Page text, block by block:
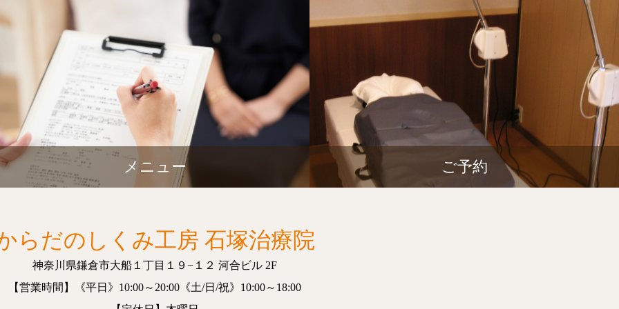
メニュー ご予約
らだのしくみ工房 石塚治療院
神奈川県鎌倉市大船１丁目１９−１２ 河合ビル 2F
【営業時間】
《平日》10:00～20:00 《土/日/祝》10:00～18:00